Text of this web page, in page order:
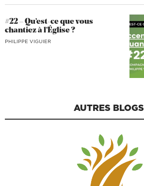
#22 – Qu’est-ce que vous
chantiez à l’Église ?
PHILIPPE VIGUIER
AUTRES BLOGS